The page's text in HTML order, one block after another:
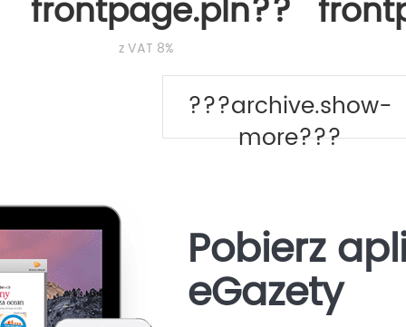
frontpage.pln???
z VAT 8%
???archive.show-
more???
Pobierz
eGazety